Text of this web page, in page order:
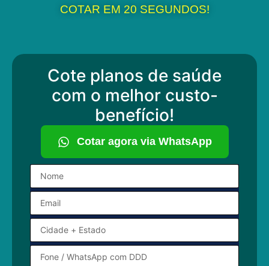
COTAR EM 20 SEGUNDOS!​
Cote planos de saúde
com o melhor custo-
benefício!
Cotar agora via WhatsApp